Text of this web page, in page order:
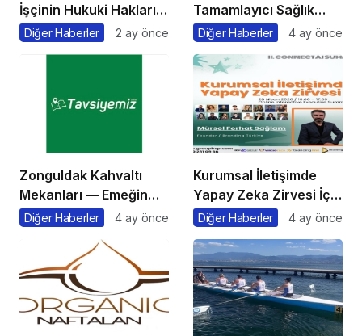
İşçinin Hukuki Hakları
Nelerdir?
Diğer Haberler 2 ay önce
Tamamlayıcı Sağlık
Sigortası Rehberi Aile
Altına Almanın en Kolay
Yolu
Diğer Haberler 4 ay önce
Zonguldak Kahvaltı
Mekanları — Emeğin
Başkentinde,
Esintili Sabah Sofraları
Diğer Haberler 4 ay önce
Kurumsal İletişimde
Yapay Zeka Zirvesi İçin
Geri Sayım!
Diğer Haberler 4 ay önce